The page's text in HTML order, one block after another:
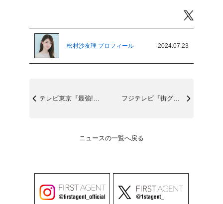
松村沙友理 プロフィール 2024.07.23
テレビ東京『最強!衝撃映像56連発』7/... フジテレビ『街グルメをマジ探索!かまいま...
ニュースの一覧へ戻る